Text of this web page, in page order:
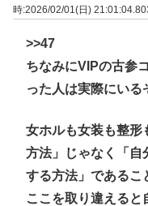
時:2026/02/01(日)
>>47
ちなみにVIPの古参
った人は実際にいる
女ホルも女装も整形
方法」じゃなく「自
する方法」であるこ
ここを取り違える